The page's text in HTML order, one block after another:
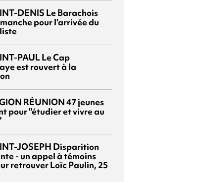
DENIS Le Barachois
pour l'arrivée du
PAULLe Cap
est rouvert à la
RÉUNION47 jeunes
pour "étudier et vivre au
JOSEPH Disparition
- un appel à témoins
retrouver Loïc Paulin, 25